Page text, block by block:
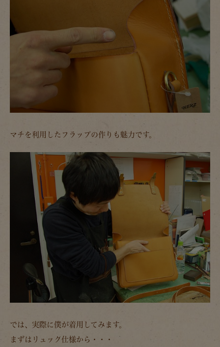
マチを利用したフラップの作りも魅力です。
では、実際に僕が着用してみます。
まずはリュック仕様から・・・